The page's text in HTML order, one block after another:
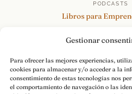
Gestionar
Para ofrecer las mejores experiencias,
cookies para almacenar y/o acceder a la
consentimiento de estas tecnologías nos
el comportamiento de navegación o las
PODCASTS
Libros para
re:Invéntate /
HABLAMOS
Contacto y